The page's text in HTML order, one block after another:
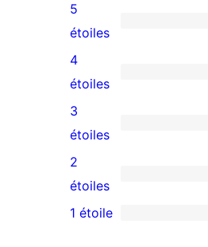
1
avis
à
5
étoile
5
étoiles
0
avis
à
4
étoile
4
étoiles
0
avis
à
3
3
étoiles
0
avis
2
étoiles
1 étoile